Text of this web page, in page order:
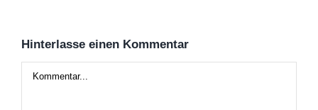
Hinterlasse einen Kommentar